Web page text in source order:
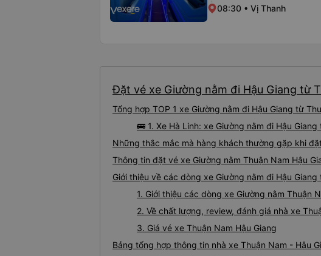
08:30 • Vị Thanh
Đặt vé xe Giường nằm đi Hậu Giang từ
Tổng hợp TOP 1 xe Giường nằm đi Hậu Giang từ
🚌 1. Xe Hà Linh: xe Giường nằm đi Hậu
Những thắc mắc mà hàng khách thường gặp khi
Thông tin đặt vé xe Giường nằm Thuận Nam Hậu
Giới thiệu về các dòng xe Giường nằm đi Hậu Giang
1. Giới thiệu các dòng xe Giường nằm Thuận
2. Về chất lượng, review, đánh giá nhà xe
3. Giá vé xe Thuận Nam Hậu Giang
Bảng tổng hợp thông tin nhà xe Thuận Nam - Hậu